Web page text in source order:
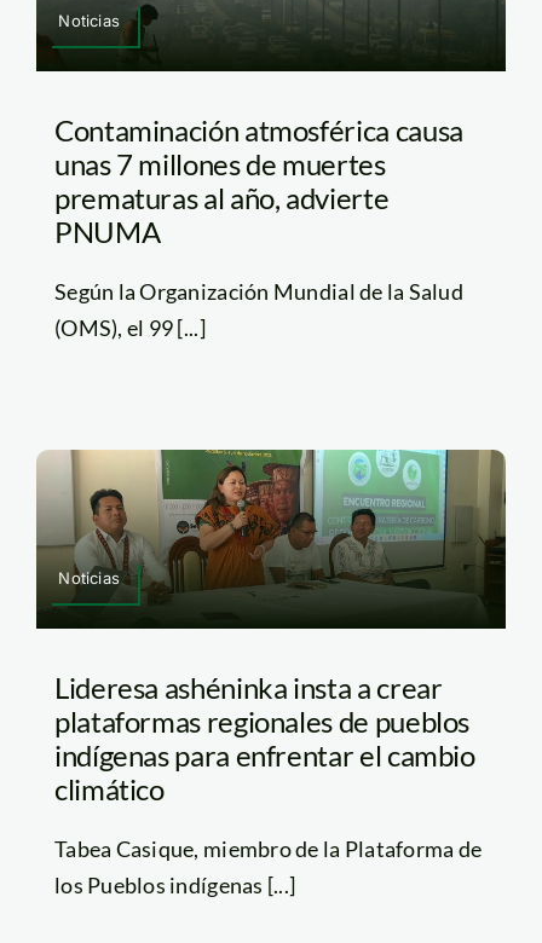
Noticias
Contaminación atmosférica causa
unas 7 millones de muertes
prematuras al año, advierte
PNUMA
Según la Organización Mundial de la Salud
(OMS), el 99 [...]
Noticias
Lideresa ashéninka insta a crear
plataformas regionales de pueblos
indígenas para enfrentar el cambio
climático
Tabea Casique, miembro de la Plataforma de
los Pueblos indígenas [...]